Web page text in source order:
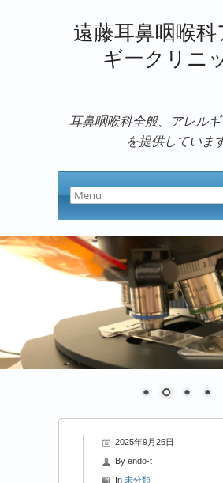
遠藤耳鼻咽喉
ギークリニ
耳鼻咽喉科全般、アレル
を提供していま
2025年9月26日
By endo-t
In 未分類